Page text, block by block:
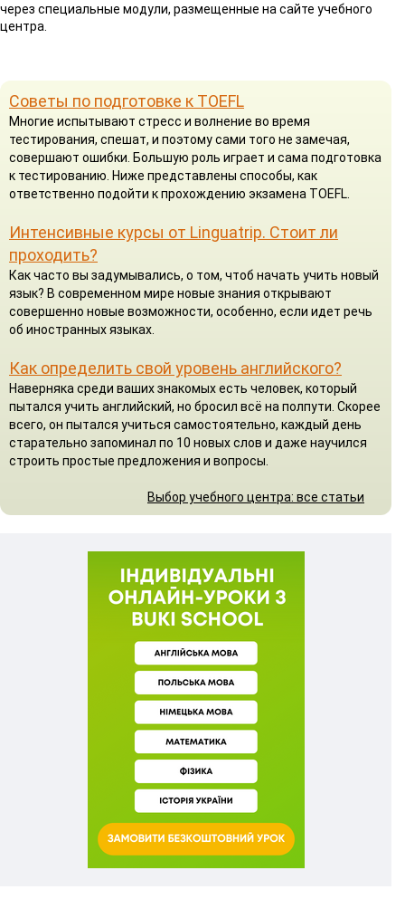
через специальные модули, размещенные на сайте учебного
центра.
Советы по подготовке к TOEFL
Многие испытывают стресс и волнение во время
тестирования, спешат, и поэтому сами того не замечая,
совершают ошибки. Большую роль играет и сама подготовка
к тестированию. Ниже представлены способы, как
ответственно подойти к прохождению экзамена TOEFL.
Интенсивные курсы от Linguatrip. Стоит ли
проходить?
Как часто вы задумывались, о том, чтоб начать учить новый
язык? В современном мире новые знания открывают
совершенно новые возможности, особенно, если идет речь
об иностранных языках.
Как определить свой уровень английского?
Наверняка среди ваших знакомых есть человек, который
пытался учить английский, но бросил всё на полпути. Скорее
всего, он пытался учиться самостоятельно, каждый день
старательно запоминал по 10 новых слов и даже научился
строить простые предложения и вопросы.
Выбор учебного центра: все статьи